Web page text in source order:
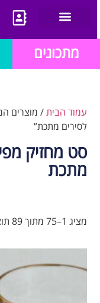
מתכונים
עמוד הבית/ מוצרים
לסירים מתכת”
סט מחזיק
מתכת
מציג 1–75 מתוך 89 תוצאות